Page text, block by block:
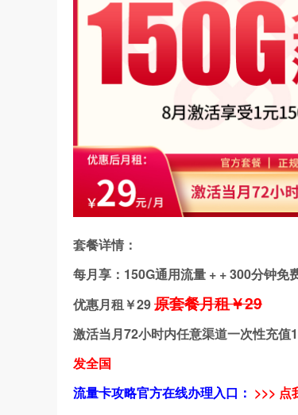
套餐详情：
每月享：150G通用流量 + + 300分钟免
优惠月租￥29原套餐月租￥29
激活当月72小时内任意渠道一次性充值
发全国
流量卡攻略官方在线办理入口： >>> 点